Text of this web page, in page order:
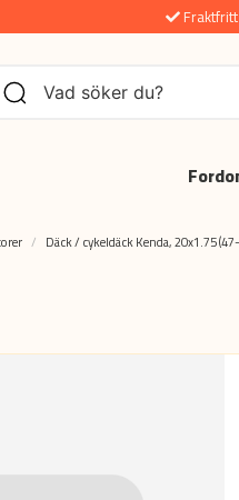
Däck / cykeldäck Kenda, 20x1.75